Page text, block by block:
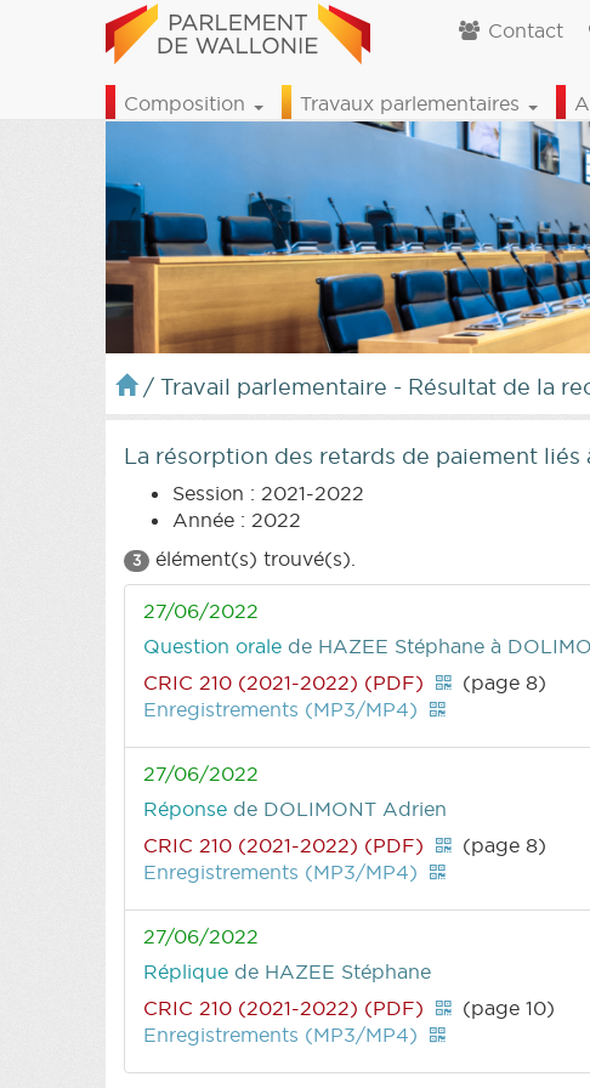
Contact
Composition Travaux parlementaires
/ Travail parlementaire - Résultat de la
La résorption des retards de paiement
Session : 2021-2022
Année : 2022
3 élément(s) trouvé(s).
27/06/2022
Question orale de HAZEE Stéphane à
CRIC 210 (2021-2022) (PDF)
(page 8)
Enregistrements (MP3/MP4)
27/06/2022
Réponse de DOLIMONT Adrien
CRIC 210 (2021-2022) (PDF)
(page 8)
Enregistrements (MP3/MP4)
27/06/2022
Réplique de HAZEE Stéphane
CRIC 210 (2021-2022) (PDF)
(page 10)
Enregistrements (MP3/MP4)